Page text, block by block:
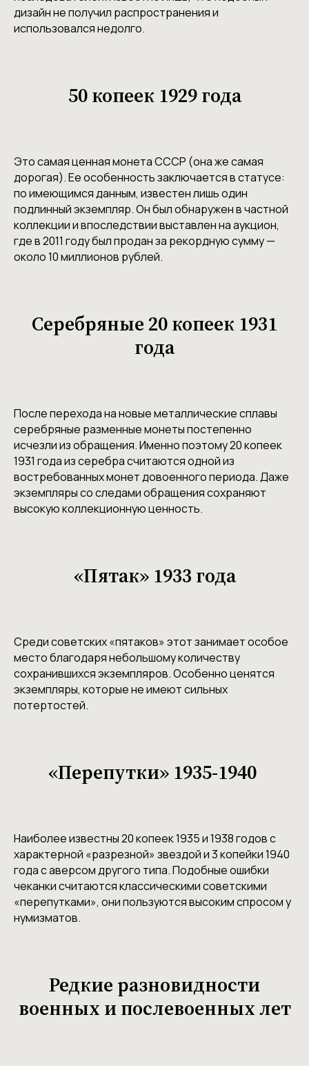
дизайн не получил распространения и
использовался недолго.
50 копеек 1929 года
Это самая ценная монета СССР (она же самая
дорогая). Ее особенность заключается в статусе:
по имеющимся данным, известен лишь один
подлинный экземпляр. Он был обнаружен в частной
коллекции и впоследствии выставлен на аукцион,
где в 2011 году был продан за рекордную сумму —
около 10 миллионов рублей.
Серебряные 20 копеек 1931
года
После перехода на новые металлические сплавы
серебряные разменные монеты постепенно
исчезли из обращения. Именно поэтому 20 копеек
1931 года из серебра считаются одной из
востребованных монет довоенного периода. Даже
экземпляры со следами обращения сохраняют
высокую коллекционную ценность.
«Пятак» 1933 года
Среди советских «пятаков» этот занимает особое
место благодаря небольшому количеству
сохранившихся экземпляров. Особенно ценятся
экземпляры, которые не имеют сильных
потертостей.
«Перепутки» 1935-1940
Наиболее известны 20 копеек 1935 и 1938 годов с
характерной «разрезной» звездой и 3 копейки 1940
года с аверсом другого типа. Подобные ошибки
чеканки считаются классическими советскими
«перепутками», они пользуются высоким спросом у
нумизматов.
Редкие разновидности
военных и послевоенных лет